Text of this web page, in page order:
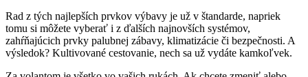
Rad z tých najlepších prvkov výbavy je už v štandarde, napriek
tomu si môžete vyberať i z ďalších najnovších systémov,
zahŕňajúcich prvky palubnej zábavy, klimatizácie či bezpečnosti. A
výsledok? Kultivované cestovanie, nech sa už vydáte kamkoľvek.